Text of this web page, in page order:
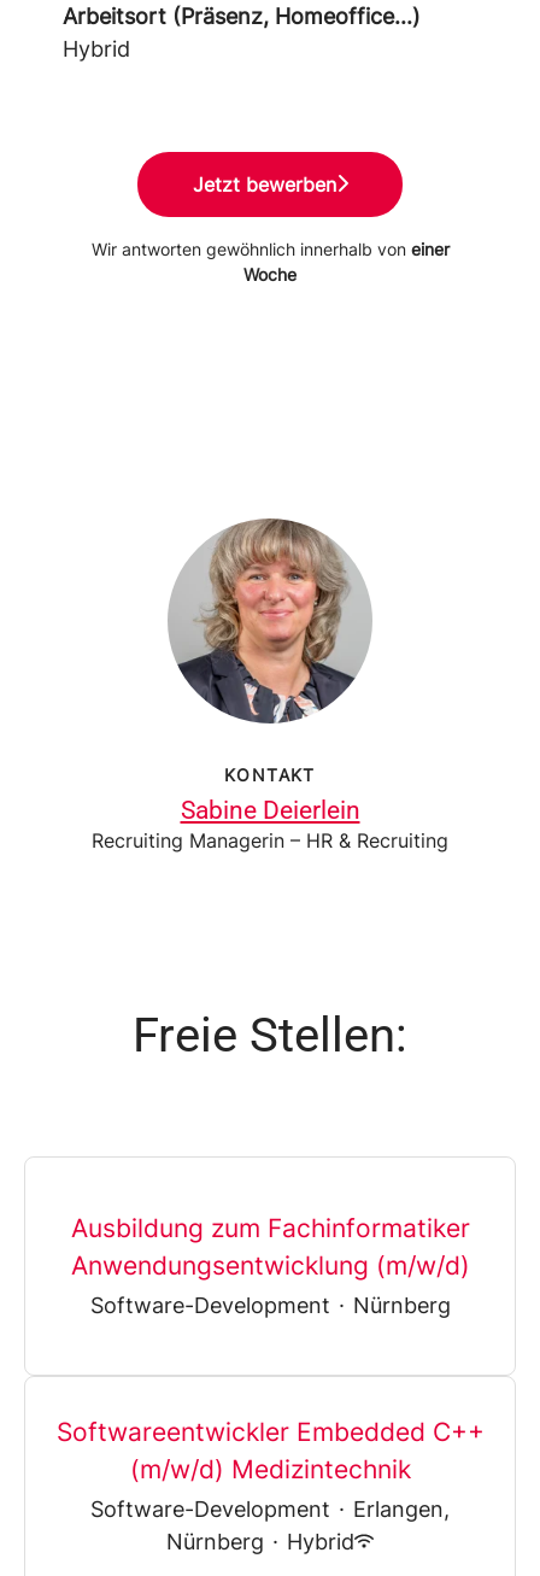
Arbeitsort (Präsenz, Homeoffice...)
Hybrid
Jetzt bewerben
Wir antworten gewöhnlich innerhalb von einer
Woche
KONTAKT
Sabine Deierlein
Recruiting Managerin – HR & Recruiting
Freie Stellen:
Ausbildung zum Fachinformatiker
Anwendungsentwicklung (m/w/d)
Software-Development · Nürnberg
Softwareentwickler Embedded C++
(m/w/d) Medizintechnik
Software-Development · Erlangen,
Nürnberg · Hybrid